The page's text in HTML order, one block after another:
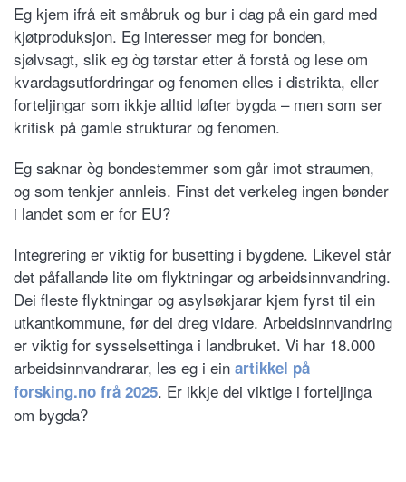
Eg kjem ifrå eit småbruk og bur i dag på ein gard med
kjøtproduksjon. Eg interesser meg for bonden,
sjølvsagt, slik eg òg tørstar etter å forstå og lese om
kvardagsutfordringar og fenomen elles i distrikta, eller
forteljingar som ikkje alltid løfter bygda – men som ser
kritisk på gamle strukturar og fenomen.
Eg saknar òg bondestemmer som går imot straumen,
og som tenkjer annleis. Finst det verkeleg ingen bønder
i landet som er for EU?
Integrering er viktig for busetting i bygdene. Likevel står
det påfallande lite om flyktningar og arbeidsinnvandring.
Dei fleste flyktningar og asylsøkjarar kjem fyrst til ein
utkantkommune, før dei dreg vidare. Arbeidsinnvandring
er viktig for sysselsettinga i landbruket. Vi har 18.000
arbeidsinnvandrarar, les eg i ein artikkel på
forsking.no frå 2025. Er ikkje dei viktige i forteljinga
om bygda?